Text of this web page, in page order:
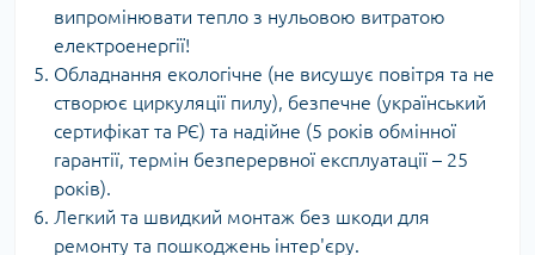
випромінювати тепло з нульовою витратою
електроенергії!
Обладнання екологічне (не висушує повітря та не
створює циркуляції пилу), безпечне (український
сертифікат та РЄ) та надійне (5 років обмінної
гарантії, термін безперервної експлуатації – 25
років).
Легкий та швидкий монтаж без шкоди для
ремонту та пошкоджень інтер'єру.